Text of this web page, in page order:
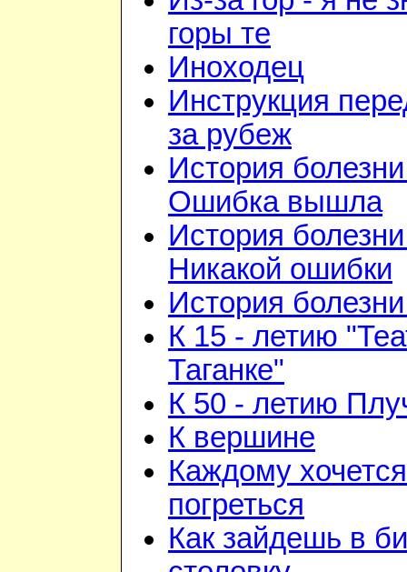
горы те
Иноходец
Инструкция
за рубеж
История
Ошибка вышла
История
Никакой ошибки
История
К 15 - летию
Таганке"
К 50 - летию
К вершине
Каждому
погреться
Как зайдешь в